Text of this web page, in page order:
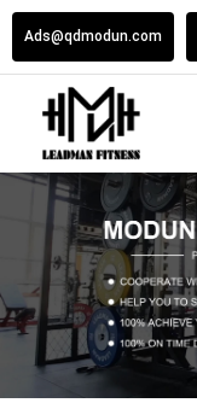
Ads@qdmodun.com